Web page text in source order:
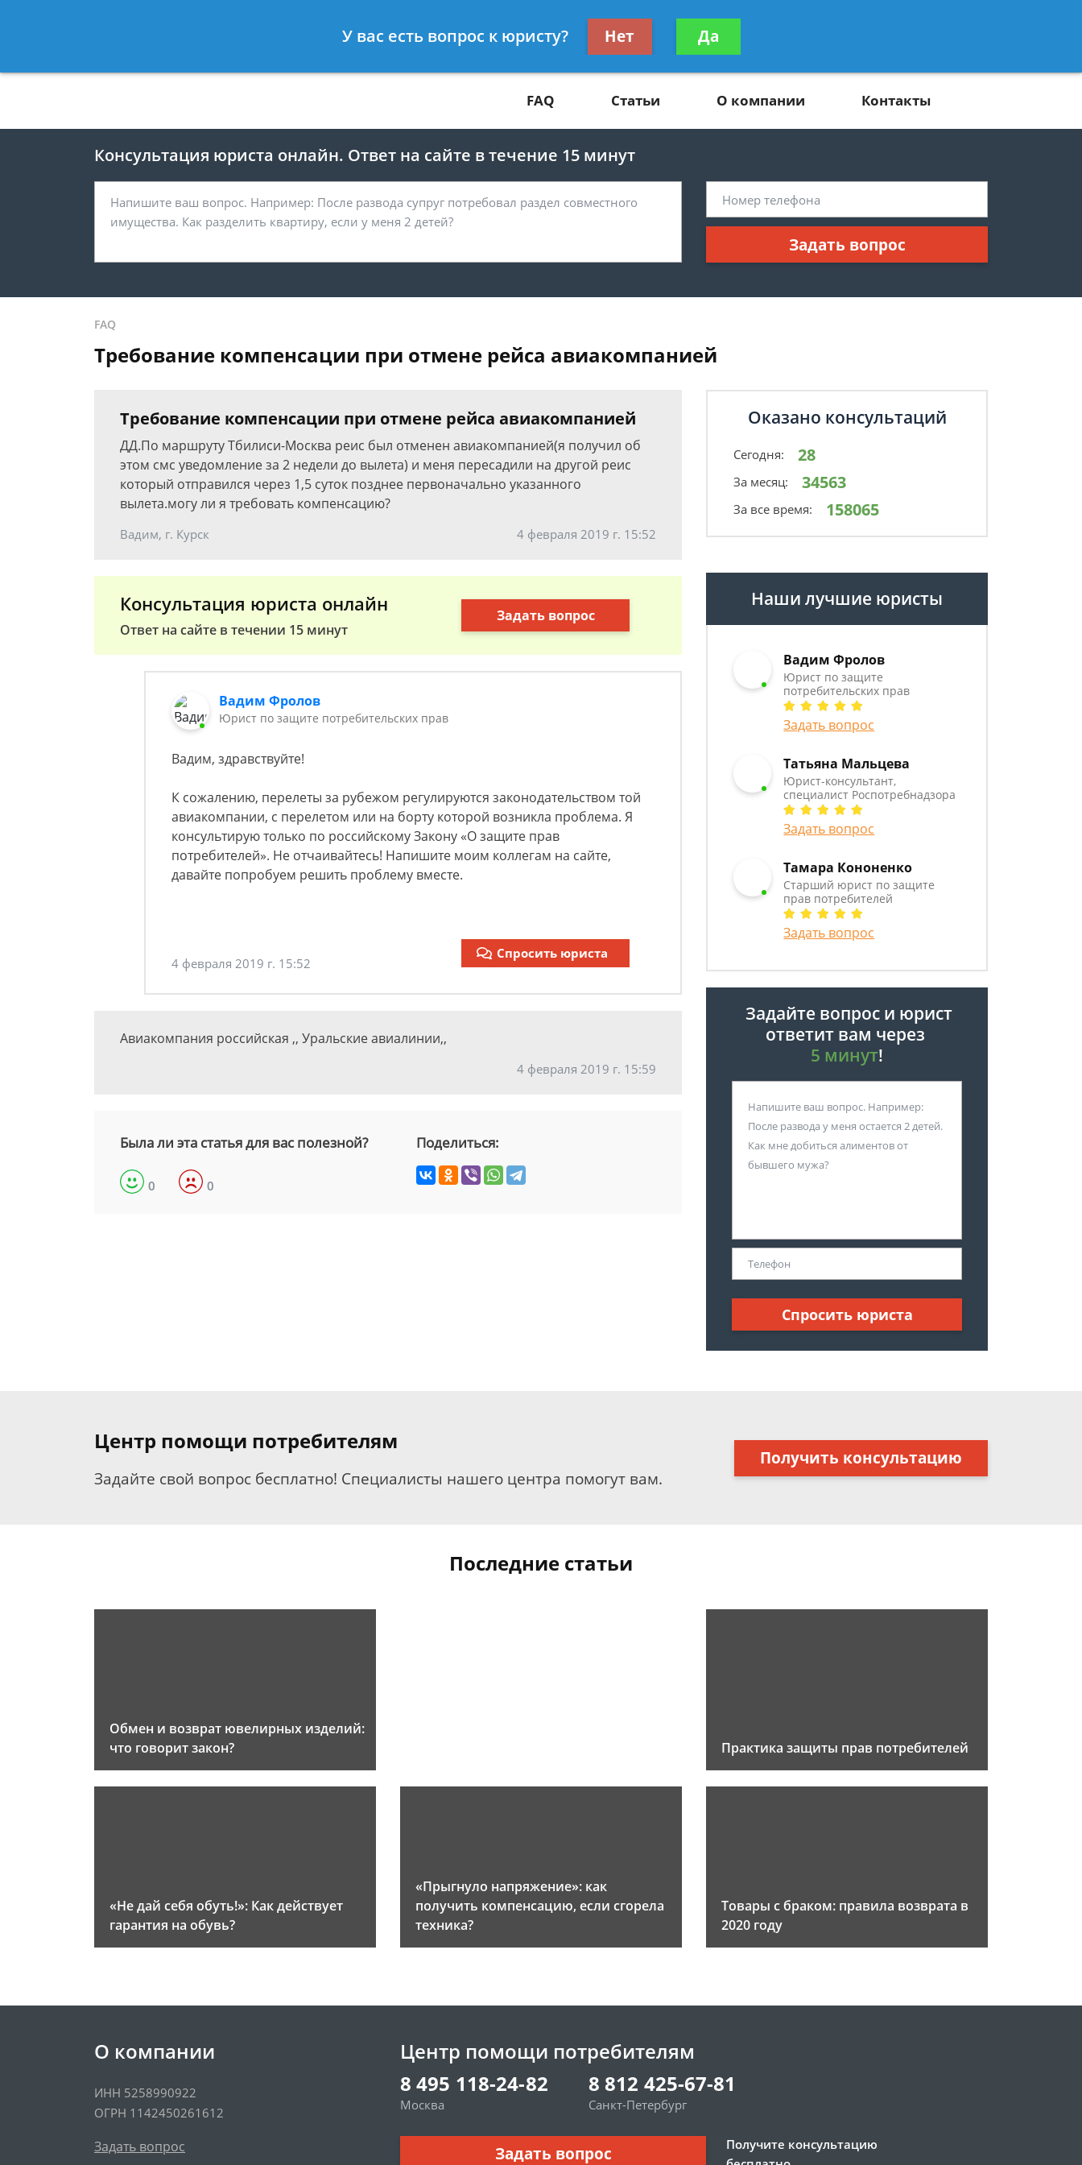
8 812 425-67-81
Получите консультацию
бесплатно
FAQ Статьи О компании Контакты
Консультация юриста онлайн. Ответ на сайте в течение 15 минут
Задать вопрос
FAQ
Требование компенсации при отмене рейса авиакомпанией
Требование компенсации при отмене рейса авиакомпанией
ДД.По маршруту Тбилиси-Москва реис был отменен авиакомпанией(я получил об
этом смс уведомление за 2 недели до вылета) и меня пересадили на другой реис
который отправился через 1,5 суток позднее первоначально указанного
вылета.могу ли я требовать компенсацию?
Вадим, г. Курск 4 февраля 2019 г. 15:52
Консультация юриста онлайн
Ответ на сайте в течении 15 минут
Задать вопрос
Вадим Фролов
Юрист по защите потребительских прав
Вадим, здравствуйте!
К сожалению, перелеты за рубежом регулируются законодательством той
авиакомпании, с перелетом или на борту которой возникла проблема. Я
консультирую только по российскому Закону «О защите прав
потребителей». Не отчаивайтесь! Напишите моим коллегам на сайте,
давайте попробуем решить проблему вместе.
4 февраля 2019 г. 15:52
Спросить юриста
Авиакомпания российская ,, Уральские авиалинии,,
4 февраля 2019 г. 15:59
Была ли эта статья для вас полезной?
0 0
Поделиться:
Оказано консультаций
Сегодня: 28
За месяц: 34563
За все время: 158065
Наши лучшие юристы
Вадим Фролов
Юрист по защите
потребительских прав
Задать вопрос
Татьяна Мальцева
Юрист-консультант,
специалист Роспотребнадзора
Задать вопрос
Тамара Кононенко
Старший юрист по защите
прав потребителей
Задать вопрос
Задайте вопрос и юрист
ответит вам через
5 минут!
Спросить юриста
Центр помощи потребителям
Задайте свой вопрос бесплатно! Специалисты нашего центра помогут вам.
Получить консультацию
Последние статьи
Обмен и возврат ювелирных изделий:
что говорит закон?
Практика защиты прав потребителей
«Не дай себя обуть!»: Как действует
гарантия на обувь?
«Прыгнуло напряжение»: как
получить компенсацию, если сгорела
техника?
Товары с браком: правила возврата в
2020 году
О компании
ИНН 5258990922
ОГРН 1142450261612
Задать вопрос
Центр помощи потребителям
8 495 118-24-82
Москва
8 812 425-67-81
Санкт-Петербург
Задать вопрос
Получите консультацию
У вас есть вопрос к юристу? Нет Да